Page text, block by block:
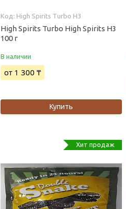
High Spirits Turbo H3
High Spirits Turbo High Spirits H3
100 г
В наличии
от 1 300 ₸
Купить
Хит продаж